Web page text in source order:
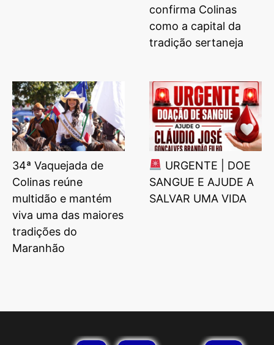
confirma Colinas
como a capital da
tradição sertaneja
34ª Vaquejada de
Colinas reúne
multidão e mantém
viva uma das maiores
tradições do
Maranhão
URGENTE | DOE
SANGUE E AJUDE A
SALVAR UMA VIDA